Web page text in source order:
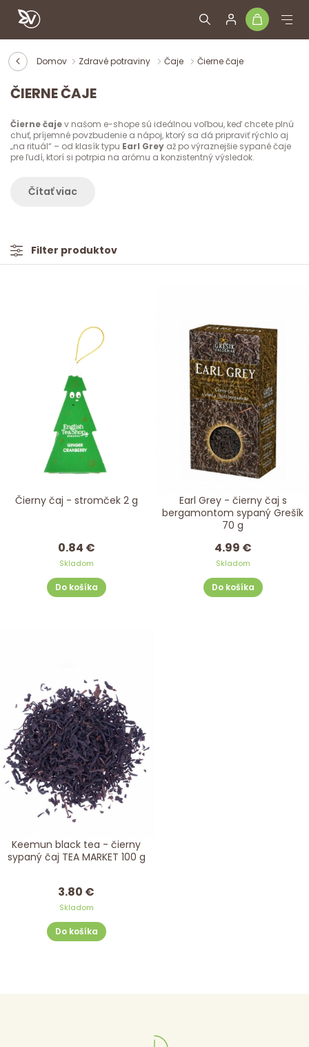
Domov Zdravé potraviny Čaje Čierne čaje
ČIERNE ČAJE
Čierne čajev našom e-shope sú ideálnou voľbou, keď chcete plnú
chuť, príjemné povzbudenie a nápoj, ktorý sa dá pripraviť rýchlo aj
„na rituál“ – od klasík typu Earl Grey až po výraznejšie sypané čaje
pre ľudí, ktorí si potrpia na arómu a konzistentný výsledok.
Čítať viac
Filter produktov
Čierny čaj - stromček 2 g
0.84 €
Skladom
Do košíka
Earl Grey - čierny čaj s
bergamontom sypaný Grešík
70 g
4.99 €
Skladom
Do košíka
Keemun black tea - čierny
sypaný čaj TEA MARKET 100 g
3.80 €
Skladom
Do košíka